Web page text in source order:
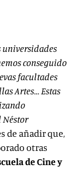
universidades
conseguido
facultades
Artes… Estas
Néstor
de añadir que,
otras
deCine y